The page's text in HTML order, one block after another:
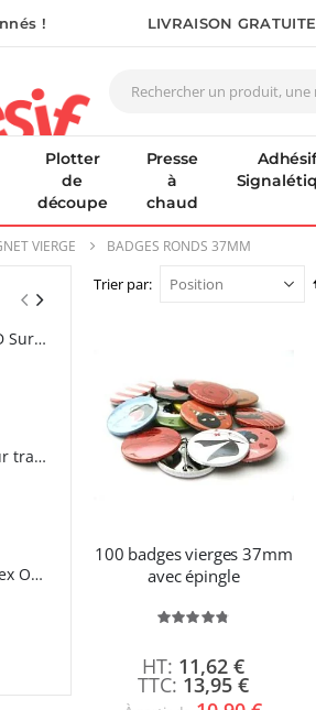
! LIVRAISON
Plotter
de
découpe
Presse
à
chaud
Adhésif
VIERGE BADGES RONDS 37MM
Trier par
100 badges vierges 37mm
avec épingle
Évaluation:
13,95 €
11,62 €
Imprimante UV LED SureColor SC-V1000 EPSON - Garantie 3 ans
Pack 6L Encres pour transfert DTF avec solution de nettoyage
Imprimante Versiflex Objet et Textile : Kit Versiflex SG1000
49,00 €
40,83 €
0,00 €